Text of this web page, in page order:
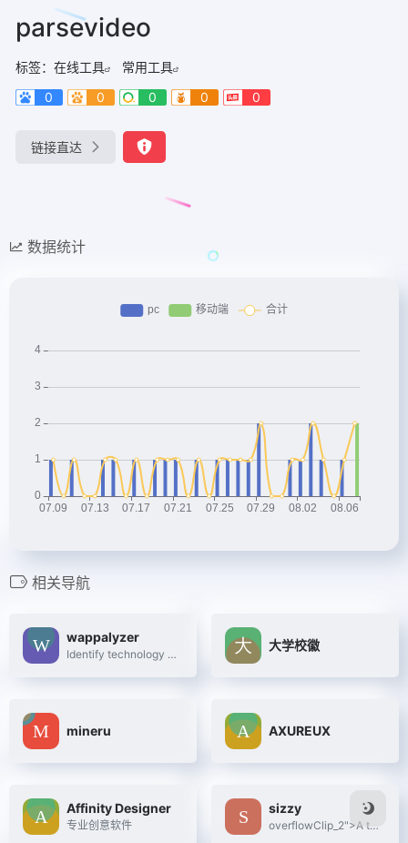
parsevideo
标签： 在线工具
常用工具
0
0 0 0 0
链接直达
数据统计
相关导航
wappalyzer
Identify technology on websites
大学校徽
mineru AXUREUX
Affinity Designer
专业创意软件
sizzy
overflowClip_2">A tool for developing responsive websites crazy-fast